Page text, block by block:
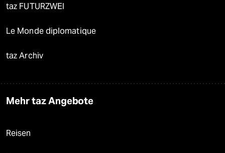
taz FUTURZWEI
Le Monde diplomatique
taz Archiv
Mehr taz Angebote
Reisen